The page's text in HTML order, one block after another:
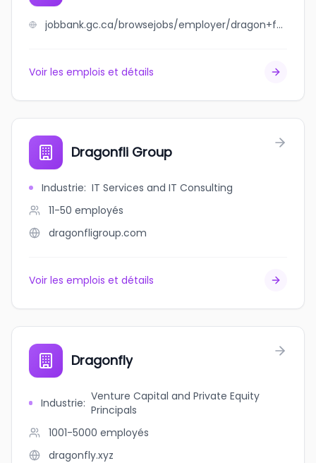
jobbank.gc.ca/browsejobs/employer/dragon+farming+of+canada+inc/ca
Voir les emplois et détails
Dragonfli Group
Industrie: IT Services and IT Consulting
11-50 employés
dragonfligroup.com
Voir les emplois et détails
Dragonfly
Industrie: Venture Capital and Private Equity
Principals
1001-5000 employés
dragonfly.xyz